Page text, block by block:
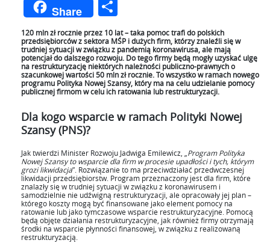
Share
się
120 mln zł rocznie przez 10 lat – taka pomoc trafi do polskich
przedsiębiorców z sektora MŚP i dużych firm, którzy znaleźli się w
trudniej sytuacji w związku z pandemią koronawirusa, ale mają
potencjał do dalszego rozwoju. Do tego firmy będą mogły uzyskać ulgę
na restrukturyzację niektórych należności publiczno-prawnych o
szacunkowej wartości 50 mln zł rocznie. To wszystko w ramach nowego
programu Polityka Nowej Szansy, który ma na celu udzielanie pomocy
publicznej firmom w celu ich ratowania lub restrukturyzacji.
Dla kogo wsparcie w ramach Polityki Nowej
Szansy (PNS)?
Jak twierdzi Minister Rozwoju Jadwiga Emilewicz, „Program Polityka
Nowej Szansy to wsparcie dla firm w procesie upadłości i tych, którym
grozi likwidacja”. Rozwiązanie to ma przeciwdziałać przedwczesnej
likwidacji przedsiębiorstw. Program przeznaczony jest dla firm, które
znalazły się w trudniej sytuacji w związku z koronawirusem i
samodzielnie nie udźwigną restrukturyzacji, ale opracowały jej plan –
którego koszty mogą być finansowane jako element pomocy na
ratowanie lub jako tymczasowe wsparcie restrukturyzacyjne. Pomocą
będą objęte działania restrukturyzacyjne, jak również firmy otrzymają
środki na wsparcie płynności finansowej, w związku z realizowaną
restrukturyzacją.